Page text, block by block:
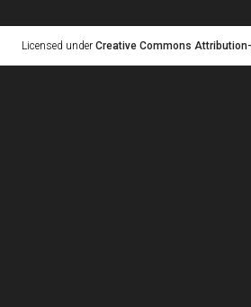
Licensed under Creative Commons